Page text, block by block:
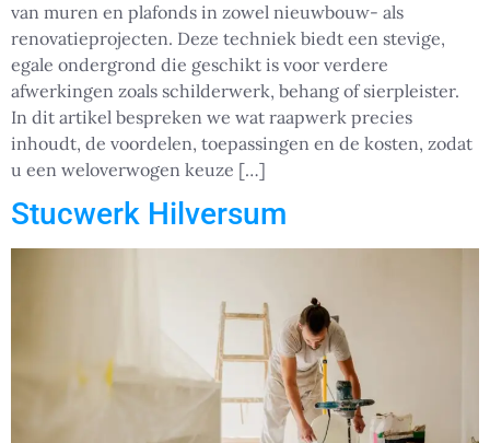
van muren en plafonds in zowel nieuwbouw- als
renovatieprojecten. Deze techniek biedt een stevige,
egale ondergrond die geschikt is voor verdere
afwerkingen zoals schilderwerk, behang of sierpleister.
In dit artikel bespreken we wat raapwerk precies
inhoudt, de voordelen, toepassingen en de kosten, zodat
u een weloverwogen keuze […]
Stucwerk Hilversum